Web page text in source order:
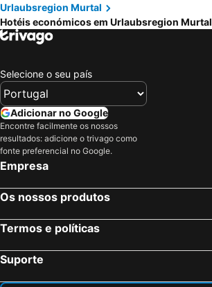
Urlaubsregion Murtal
Hotéis económicos em Urlaubsregion Murtal
Selecione o seu país
Adicionar no Google
Encontre facilmente os nossos
resultados: adicione o trivago como
fonte preferencial no Google.
Empresa
Os nossos produtos
Termos e políticas
Suporte